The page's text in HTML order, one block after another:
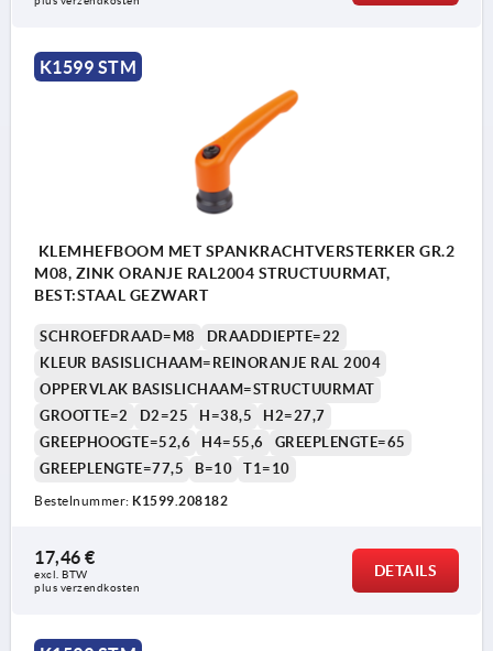
K1599 STM
KLEMHEFBOOM MET SPANKRACHTVERSTERKER GR.2
M08, ZINK ORANJE RAL2004 STRUCTUURMAT,
BEST:STAAL GEZWART
SCHROEFDRAAD=M8
DRAADDIEPTE=22
KLEUR BASISLICHAAM=REINORANJE RAL 2004
OPPERVLAK BASISLICHAAM=STRUCTUURMAT
GROOTTE=2
D2=25 H=38,5
H2=27,7
GREEPHOOGTE=52,6
H4=55,6
GREEPLENGTE=65
GREEPLENGTE=77,5
B=10 T1=10
Bestelnummer: K1599.208182
17,46 €
excl. BTW
plus verzendkosten
DETAILS